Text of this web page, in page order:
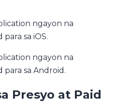
ngayon na
sa iOS.
ngayon na
sa Android.
Presyo at Paid